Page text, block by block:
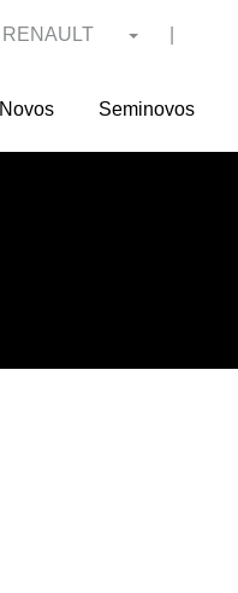
RENAULT
Novos Seminovos